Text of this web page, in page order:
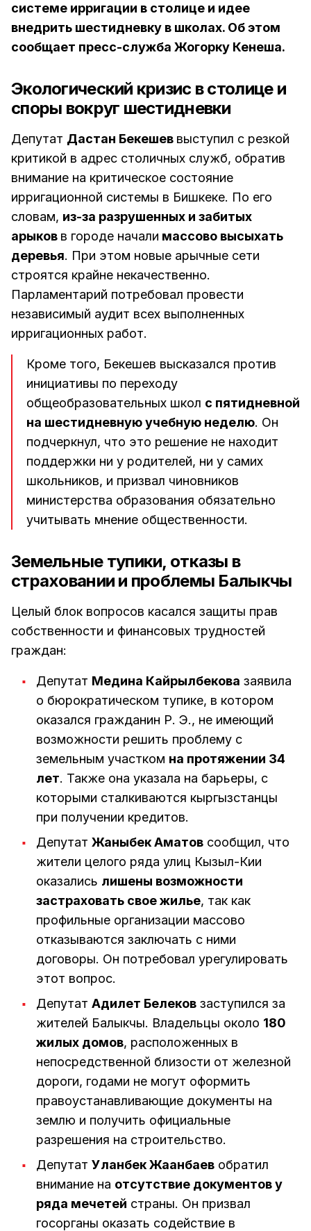
системе ирригации в столице и идее
внедрить шестидневку в школах. Об этом
сообщает пресс-служба Жогорку Кенеша.
Экологический кризис в столице и
споры вокруг шестидневки
Депутат Дастан Бекешев выступил с резкой
критикой в адрес столичных служб, обратив
внимание на критическое состояние
ирригационной системы в Бишкеке. По его
словам, из-за разрушенных и забитых
арыков в городе начали массово высыхать
деревья. При этом новые арычные сети
строятся крайне некачественно.
Парламентарий потребовал провести
независимый аудит всех выполненных
ирригационных работ.
Кроме того, Бекешев высказался против
инициативы по переходу
общеобразовательных школ с пятидневной
на шестидневную учебную неделю. Он
подчеркнул, что это решение не находит
поддержки ни у родителей, ни у самих
школьников, и призвал чиновников
министерства образования обязательно
учитывать мнение общественности.
Земельные тупики, отказы в
страховании и проблемы Балыкчы
Целый блок вопросов касался защиты прав
собственности и финансовых трудностей
граждан:
Депутат Медина Кайрылбекова заявила
о бюрократическом тупике, в котором
оказался гражданин Р. Э., не имеющий
возможности решить проблему с
земельным участком на протяжении 34
лет. Также она указала на барьеры, с
которыми сталкиваются кыргызстанцы
при получении кредитов.
Депутат Жаныбек Аматов сообщил, что
жители целого ряда улиц Кызыл-Кии
оказались лишены возможности
застраховать свое жилье, так как
профильные организации массово
отказываются заключать с ними
договоры. Он потребовал урегулировать
этот вопрос.
Депутат Адилет Белеков заступился за
жителей Балыкчы. Владельцы около 180
жилых домов, расположенных в
непосредственной близости от железной
дороги, годами не могут оформить
правоустанавливающие документы на
землю и получить официальные
разрешения на строительство.
Депутат Уланбек Жаанбаев обратил
внимание на отсутствие документов у
ряда мечетей страны. Он призвал
госорганы оказать содействие в